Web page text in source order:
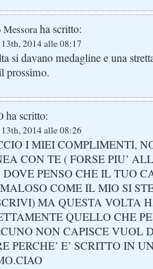
Messoraha scritto:
2014 alle 08:17
si davano medagline e una
prossimo.
ha scritto:
2014 alle 08:26
I MIEI COMPLIMENTI,
CON TE ( FORSE PIU’
PENSO CHE IL TUO
COME IL MIO SI
MA QUESTA VOLTA
QUELLO CHE
NON CAPISCE VUOL
PERCHE’ E’ SCRITTO IN